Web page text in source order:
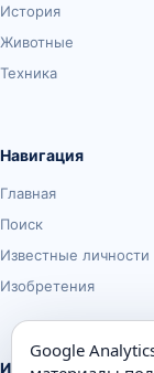
История
Животные
Техника
Навигация
Главная
Поиск
Известные личности
Изобретения
Информация
Google